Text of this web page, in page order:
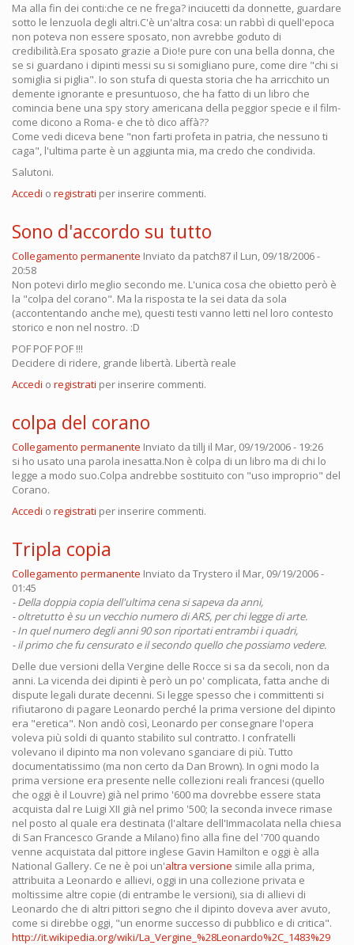
Ma alla fin dei conti:che ce ne frega? inciucetti da donnette, guardare
sotto le lenzuola degli altri.C'è un'altra cosa: un rabbì di quell'epoca
non poteva non essere sposato, non avrebbe goduto di
credibilità.Era sposato grazie a Dio!e pure con una bella donna, che
se si guardano i dipinti messi su si somigliano pure, come dire "chi si
somiglia si piglia". Io son stufa di questa storia che ha arricchito un
demente ignorante e presuntuoso, che ha fatto di un libro che
comincia bene una spy story americana della peggior specie e il film-
come dicono a Roma- e che tò dico affà??
Come vedi diceva bene "non farti profeta in patria, che nessuno ti
caga", l'ultima parte è un aggiunta mia, ma credo che condivida.
Salutoni.
Accedi o registrati per inserire commenti.
Sono d'accordo su tutto
Collegamento permanente Inviato da patch87 il Lun, 09/18/2006 -
20:58
Non potevi dirlo meglio secondo me. L'unica cosa che obietto però è
la "colpa del corano". Ma la risposta te la sei data da sola
(accontentando anche me), questi testi vanno letti nel loro contesto
storico e non nel nostro. :D
POF POF POF !!!
Decidere di ridere, grande libertà. Libertà reale
Accedi o registrati per inserire commenti.
colpa del corano
Collegamento permanente Inviato da tillj il Mar, 09/19/2006 - 19:26
si ho usato una parola inesatta.Non è colpa di un libro ma di chi lo
legge a modo suo.Colpa andrebbe sostituito con "uso improprio" del
Corano.
Accedi o registrati per inserire commenti.
Tripla copia
Collegamento permanente Inviato da Trystero il Mar, 09/19/2006 -
01:45
- Della doppia copia dell'ultima cena si sapeva da anni,
- oltretutto è su un vecchio numero di ARS, per chi legge di arte.
- In quel numero degli anni 90 son riportati entrambi i quadri,
- il primo che fu censurato e il secondo quello che possiamo vedere.
Delle due versioni della Vergine delle Rocce si sa da secoli, non da
anni. La vicenda dei dipinti è però un po' complicata, fatta anche di
dispute legali durate decenni. Si legge spesso che i committenti si
rifiutarono di pagare Leonardo perché la prima versione del dipinto
era "eretica". Non andò così, Leonardo per consegnare l'opera
voleva più soldi di quanto stabilito sul contratto. I confratelli
volevano il dipinto ma non volevano sganciare di più. Tutto
documentatissimo (ma non certo da Dan Brown). In ogni modo la
prima versione era presente nelle collezioni reali francesi (quello
che oggi è il Louvre) già nel primo '600 ma dovrebbe essere stata
acquista dal re Luigi XII già nel primo '500; la seconda invece rimase
nel posto al quale era destinata (l'altare dell'Immacolata nella chiesa
di San Francesco Grande a Milano) fino alla fine del '700 quando
venne acquistata dal pittore inglese Gavin Hamilton e oggi è alla
National Gallery. Ce ne è poi un'altra versione simile alla prima,
attribuita a Leonardo e allievi, oggi in una collezione privata e
moltissime altre copie (di entrambe le versioni), sia di allievi di
Leonardo che di altri pittori segno che il dipinto doveva aver avuto,
come si direbbe oggi, "un enorme successo di pubblico e di critica".
http://it.wikipedia.org/wiki/La_Vergine_%28Leonardo%2C_1483%29